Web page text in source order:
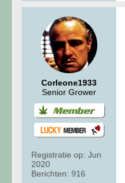
Corleone1933
Senior Grower
Registratie op: Jun
2020
Berichten: 916